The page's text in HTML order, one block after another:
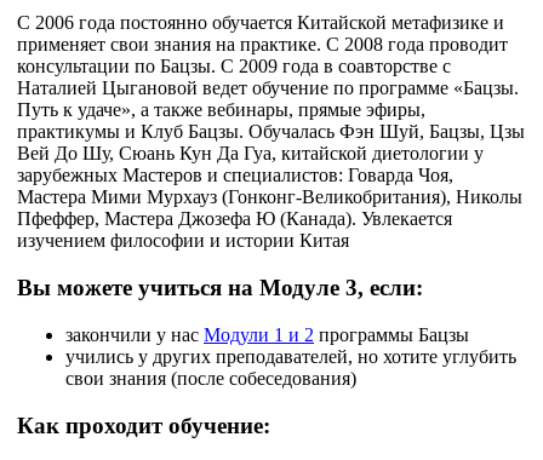
С 2006 года постоянно обучается Китайской метафизике и
применяет свои знания на практике. С 2008 года проводит
консультации по Бацзы. С 2009 года в соавторстве с
Наталией Цыгановой ведет обучение по программе «Бацзы.
Путь к удаче», а также вебинары, прямые эфиры,
практикумы и Клуб Бацзы. Обучалась Фэн Шуй, Бацзы, Цзы
Вей До Шу, Сюань Кун Да Гуа, китайской диетологии у
зарубежных Мастеров и специалистов: Говарда Чоя,
Мастера Мими Мурхауз (Гонконг-Великобритания), Николы
Пфеффер, Мастера Джозефа Ю (Канада). Увлекается
изучением философии и истории Китая
Вы можете учиться на Модуле 3, если:
закончили у нас Модули 1 и 2 программы Бацзы
учились у других преподавателей, но хотите углубить
свои знания (после собеседования)
Как проходит обучение: